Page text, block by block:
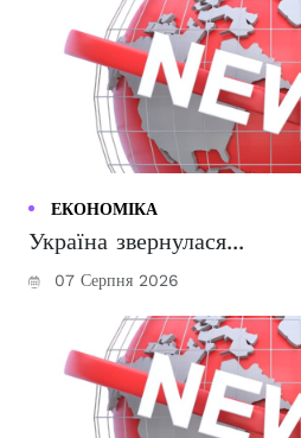
ЕКОНОМІКА
Україна звернулася...
07 Серпня 2026